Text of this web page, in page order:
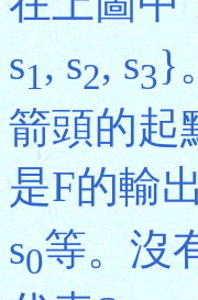
s1, s2, s3}
箭頭的起
是F的輸
s0等。沒